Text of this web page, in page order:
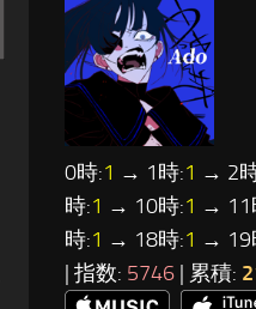
0時:1 → 1時:1 → 2
時:1 → 10時:1 → 11
時:1 → 18時:1 → 19
| 指数: 5746 | 累積: